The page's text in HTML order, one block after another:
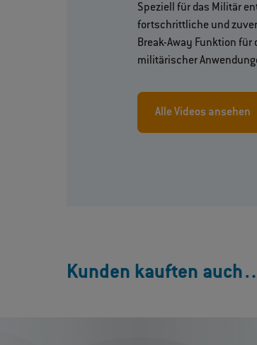
Speziell für das Militär
fortschrittliche und
Break-Away Funktion für
militärischer
Alle Videos ansehen
Kunden kauften